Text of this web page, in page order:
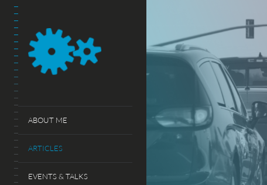
ABOUT ME
ARTICLES
EVENTS & TALKS